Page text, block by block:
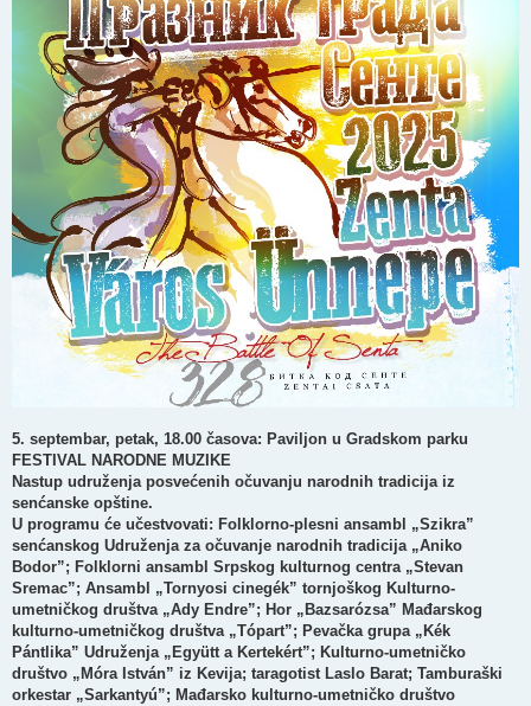
5. septembar, petak, 18.00 časova: Paviljon u Gradskom parku
FESTIVAL NARODNE MUZIKE
Nastup udruženja posvećenih očuvanju narodnih tradicija iz
senćanske opštine.
U programu će učestvovati: Folklorno-plesni ansambl „Szikra”
senćanskog Udruženja za očuvanje narodnih tradicija „Aniko
Bodor”; Folklorni ansambl Srpskog kulturnog centra „Stevan
Sremac”; Ansambl „Tornyosi cinegék” tornjoškog Kulturno-
umetničkog društva „Ady Endre”; Hor „Bazsarózsa” Mađarskog
kulturno-umetničkog društva „Tópart”; Pevačka grupa „Kék
Pántlika” Udruženja „Együtt a Kertekért”; Kulturno-umetničko
društvo „Móra István” iz Kevija; taragotist Laslo Barat; Tamburaški
orkestar „Sarkantyú”; Mađarsko kulturno-umetničko društvo